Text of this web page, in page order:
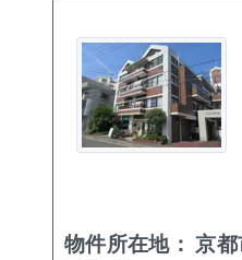
物件所在地：京